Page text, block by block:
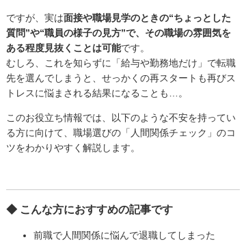
ですが、実は面接や職場見学のときの“ちょっとした
質問”や“職員の様子の見方”で、その職場の雰囲気を
ある程度見抜くことは可能です。
むしろ、これを知らずに「給与や勤務地だけ」で転職
先を選んでしまうと、せっかくの再スタートも再びス
トレスに悩まされる結果になることも…。
このお役立ち情報では、以下のような不安を持ってい
る方に向けて、職場選びの「人間関係チェック」のコ
ツをわかりやすく解説します。
◆ こんな方におすすめの記事です
前職で人間関係に悩んで退職してしまった